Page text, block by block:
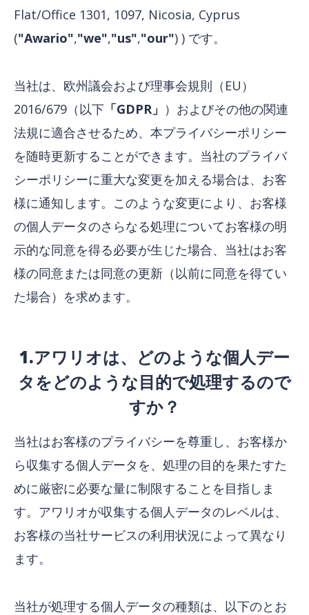
Flat/Office 1301, 1097, Nicosia, Cyprus
("Awario","we","us","our") ) です。
当社は、欧州議会および理事会規則（EU）
2016/679（以下 「GDPR」 ）およびその他の関連
法規に適合させるため、本プライバシーポリシー
を随時更新することができます。当社のプライバ
シーポリシーに重大な変更を加える場合は、お客
様に通知します。このような変更により、お客様
の個人データのさらなる処理についてお客様の明
示的な同意を得る必要が生じた場合、当社はお客
様の同意または同意の更新（以前に同意を得てい
た場合）を求めます。
1.アワリオは、どのような個人デー
タをどのような目的で処理するので
すか？
当社はお客様のプライバシーを尊重し、お客様か
ら収集する個人データを、処理の目的を果たすた
めに厳密に必要な量に制限することを目指しま
す。アワリオが収集する個人データのレベルは、
お客様の当社サービスの利用状況によって異なり
ます。
当社が処理する個人データの種類は、以下のとお